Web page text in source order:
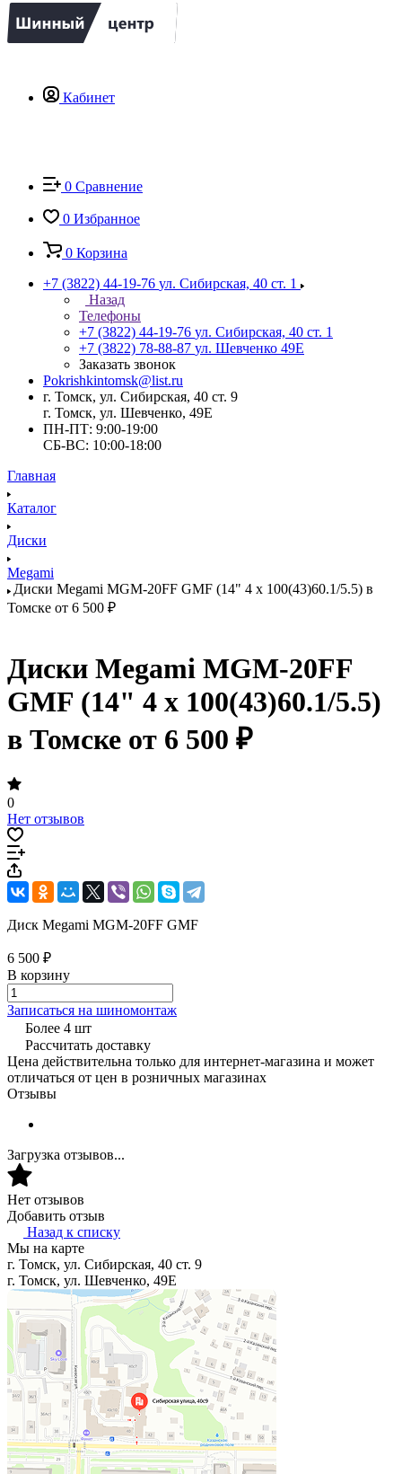
Кабинет
0 Сравнение
0 Избранное
0 Корзина
+7 (3822) 44-19-76 ул. Сибирская, 40 ст. 1
Назад
Телефоны
+7 (3822) 44-19-76 ул. Сибирская, 40 ст. 1
+7 (3822) 78-88-87 ул. Шевченко 49Е
Заказать звонок
Pokrishkintomsk@list.ru
г. Томск, ул. Сибирская, 40 ст. 9
г. Томск, ул. Шевченко, 49Е
ПН-ПТ: 9:00-19:00
СБ-ВС: 10:00-18:00
Главная
Каталог
Диски
Megami
Диски Megami MGM-20FF GMF (14" 4 x 100(43)60.1/5.5) в
Томске от 6 500 ₽
Диски Megami MGM-20FF
GMF (14" 4 x 100(43)60.1/5.5)
в Томске от 6 500 ₽
0
Нет отзывов
Диск Megami MGM-20FF GMF
6 500 ₽
В корзину
Записаться на шиномонтаж
Более 4 шт
Рассчитать доставку
Цена действительна только для интернет-магазина и может
отличаться от цен в розничных магазинах
Отзывы
Загрузка отзывов...
Нет отзывов
Добавить отзыв
Назад к списку
Мы на карте
г. Томск, ул. Сибирская, 40 ст. 9
г. Томск, ул. Шевченко, 49Е